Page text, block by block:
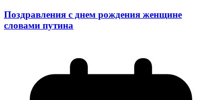
Поздравления с днем рождения женщине
словами путина